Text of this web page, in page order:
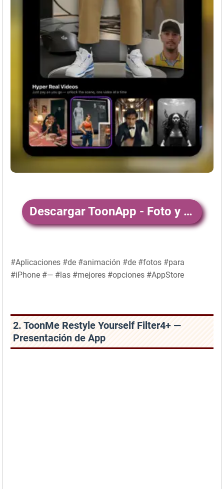
Descargar ToonApp - Foto y Vídeo Filtros13+
#Aplicaciones #de #animación #de #fotos #para
#iPhone #— #las #mejores #opciones #AppStore
2. ToonMe Restyle Yourself Filter4+ —
Presentación de App